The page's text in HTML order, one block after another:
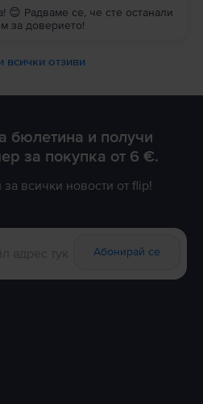
😊 Радваме се, че сте останали
за доверието!
отзиви
бюлетина и получи
за покупка от 6 €.
всички новости от flip!
Абонирай се